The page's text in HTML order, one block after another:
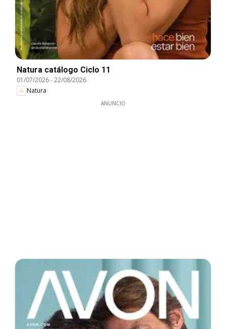
Natura catálogo Ciclo 11
01/07/2026-22/08/2026
Natura
ANUNCIO